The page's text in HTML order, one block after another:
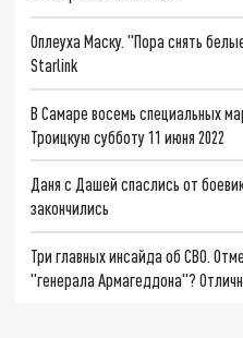
Оплеуха Маску. "Пора снять
Starlink
В Самаре восемь специальных
Троицкую субботу 11 июня 2022
Даня с Дашей спаслись от
закончились
Три главных инсайда об СВО.
"генерала Армагеддона"?